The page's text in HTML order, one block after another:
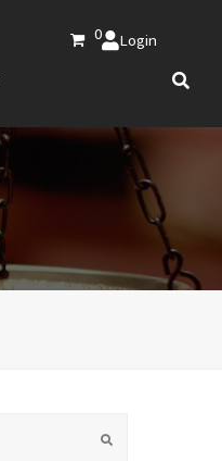
0 Login